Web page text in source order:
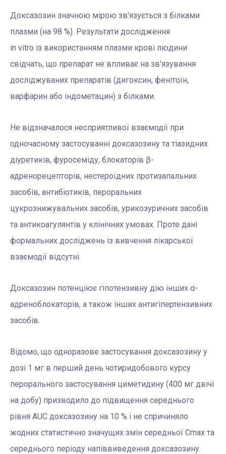
Доксазозин значною мірою зв’язується з білками
плазми (на 98 %). Результати дослідження
in vitro із використанням плазми крові людини
свідчать, що препарат не впливає на зв’язування
досліджуваних препаратів (дигоксин, фенітоїн,
варфарин або індометацин) з білками.
Не відзначалося несприятливої взаємодії при
одночасному застосуванні доксазозину та тіазидних
діуретиків, фуросеміду, блокаторів β-
адренорецепторів, нестероїдних протизапальних
засобів, антибіотиків, пероральних
цукрознижувальних засобів, урикозуричних засобів
та антикоагулянтів у клінічних умовах. Проте дані
формальних досліджень із вивчення лікарської
взаємодії відсутні.
Доксазозин потенціює гіпотензивну дію інших α-
адреноблокаторів, а також інших антигіпертензивних
засобів.
Відомо, що одноразове застосування доксазозину у
дозі 1 мг в перший день чотиридобового курсу
перорального застосування циметидину (400 мг двічі
на добу) призводило до підвищення середнього
рівня AUC доксазозину на 10 % і не спричиняло
жодних статистично значущих змін середньої Cmax та
середнього періоду напіввиведення доксазозину.